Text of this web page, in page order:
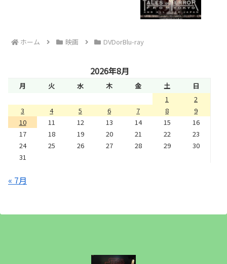
ホーム 映画 DVDorBlu-ray
2026年8月
月 火 水 木 金 土
日
1
2
3
4 5 6 7 8
9
10
11 12 13 14 15
16
17
18 19 20 21 22
23
24
25 26 27 28 29
30
31
« 7月